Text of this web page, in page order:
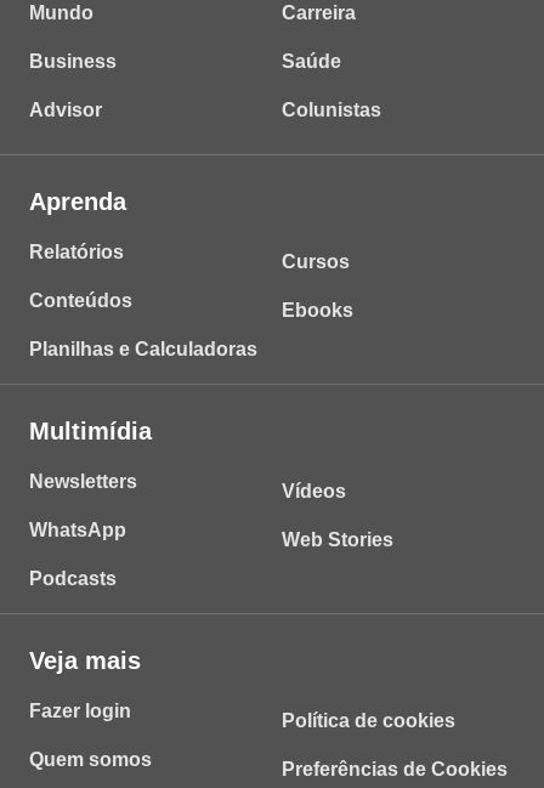
Mundo
Business
Advisor
Carreira
Saúde
Colunistas
Aprenda
Relatórios
Conteúdos
Planilhas e Calculadoras
Cursos
Ebooks
Multimídia
Newsletters
WhatsApp
Podcasts
Vídeos
Web Stories
Veja mais
Fazer login
Quem somos
Política de cookies
Preferências de Cookies